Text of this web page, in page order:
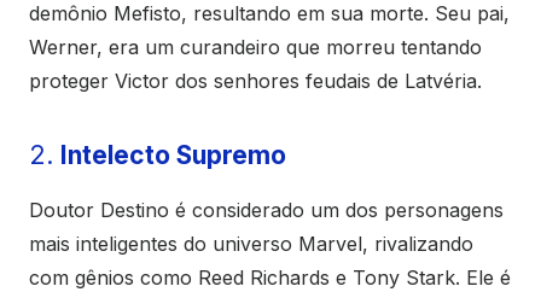
demônio Mefisto, resultando em sua morte. Seu pai,
Werner, era um curandeiro que morreu tentando
proteger Victor dos senhores feudais de Latvéria.
2. Intelecto Supremo
Doutor Destino é considerado um dos personagens
mais inteligentes do universo Marvel, rivalizando
com gênios como Reed Richards e Tony Stark. Ele é